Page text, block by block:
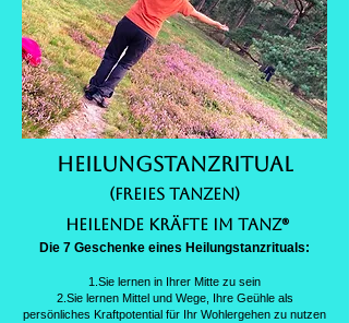
Heilungstanzritual
(FREIES TANZEN)
Heilende Kräfte im Tanz®
Die 7 Geschenke eines Heilungstanzrituals:
1.Sie lernen in Ihrer Mitte zu sein
2.Sie lernen Mittel und Wege, Ihre Geühle als
persönliches Kraftpotential für Ihr Wohlergehen zu nutzen